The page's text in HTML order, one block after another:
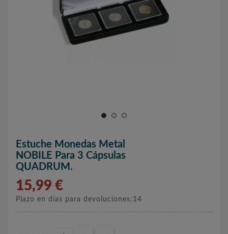
Estuche Monedas Metal
NOBILE Para 3 Cápsulas
QUADRUM.
15,99 €
Plazo en días para devoluciones:14